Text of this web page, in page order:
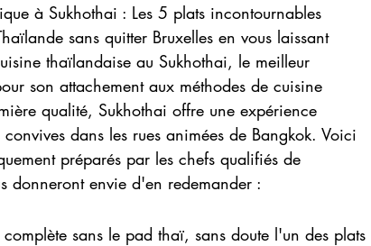
à Sukhothai : Les 5 plats incontournables
sans quitter Bruxelles en vous laissant
thaïlandaise au Sukhothai, le meilleur
son attachement aux méthodes de cuisine
qualité, Sukhothai offre une expérience
dans les rues animées de Bangkok. Voici
préparés par les chefs qualifiés de
donneront envie d'en redemander :
sans le pad thaï, sans doute l'un des plats